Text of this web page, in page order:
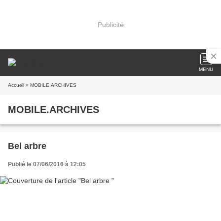
Publicité
MENU
Accueil » MOBILE.ARCHIVES
MOBILE.ARCHIVES
Bel arbre
Publié le 07/06/2016 à 12:05